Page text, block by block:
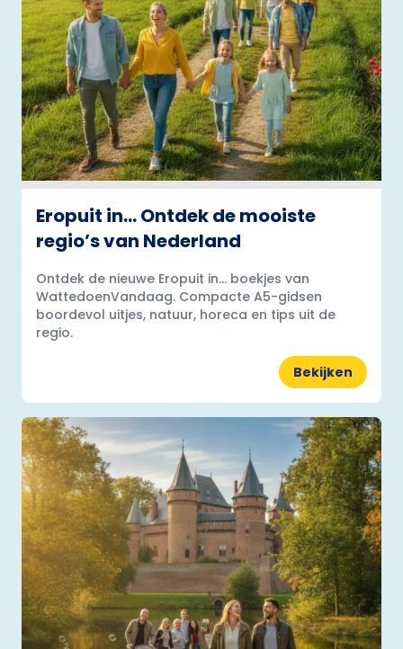
Eropuit in… Ontdek de mooiste
regio’s van Nederland
Ontdek de nieuwe Eropuit in... boekjes van
WattedoenVandaag. Compacte A5-gidsen
boordevol uitjes, natuur, horeca en tips uit de
regio.
Bekijken